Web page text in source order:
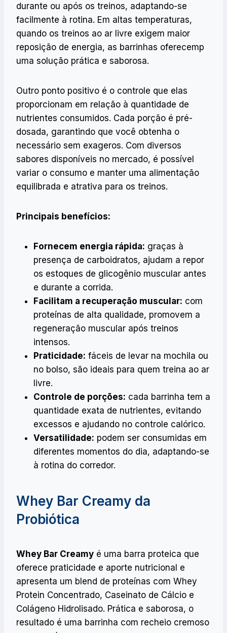
durante ou após os treinos, adaptando-se
facilmente à rotina. Em altas temperaturas,
quando os treinos ao ar livre exigem maior
reposição de energia, as barrinhas oferecemp
uma solução prática e saborosa.
Outro ponto positivo é o controle que elas
proporcionam em relação à quantidade de
nutrientes consumidos. Cada porção é pré-
dosada, garantindo que você obtenha o
necessário sem exageros. Com diversos
sabores disponíveis no mercado, é possível
variar o consumo e manter uma alimentação
equilibrada e atrativa para os treinos.
Principais benefícios:
Fornecem energia rápida: graças à
presença de carboidratos, ajudam a repor
os estoques de glicogênio muscular antes
e durante a corrida.
Facilitam a recuperação muscular: com
proteínas de alta qualidade, promovem a
regeneração muscular após treinos
intensos.
Praticidade: fáceis de levar na mochila ou
no bolso, são ideais para quem treina ao ar
livre.
Controle de porções: cada barrinha tem a
quantidade exata de nutrientes, evitando
excessos e ajudando no controle calórico.
Versatilidade: podem ser consumidas em
diferentes momentos do dia, adaptando-se
à rotina do corredor.
Whey Bar Creamy da
Probiótica
Whey Bar Creamy é uma barra proteica que
oferece praticidade e aporte nutricional e
apresenta um blend de proteínas com Whey
Protein Concentrado, Caseinato de Cálcio e
Colágeno Hidrolisado. Prática e saborosa, o
resultado é uma barrinha com recheio cremoso